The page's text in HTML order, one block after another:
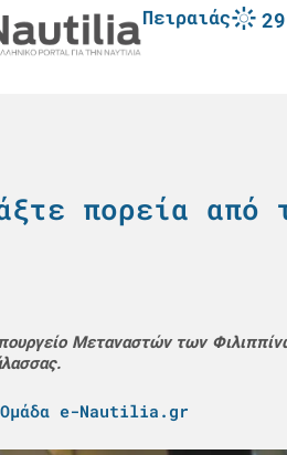
Πειραιάς 29
πορεία από
Μεταναστών των
Ομάδα e-Nautilia.gr